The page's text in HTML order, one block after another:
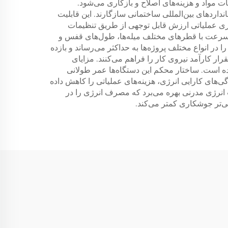
و هزینه‌های اصلاح و بازکاری می‌شود.
بین‌المللی ساختمانی سازگارند. این قابلیت
عملیاتی ارزش قابل توجهی از طریق تنظیمات
با قطرهای مختلف میله‌ها، طول‌های قفس و
در انواع مختلف پروژه‌ها به حداکثر می‌رساند و بازده
کارآمد نیروی کار را فراهم می‌کنند. مزایای
است. ساختار محکم این دستگاه‌ها عمر طولانی
کارایی انرژی، هزینه‌های عملیاتی را کاهش داده
مدرنی بهره می‌برد که مصرف انرژی را در
جوشکاری کمتر می‌کند.